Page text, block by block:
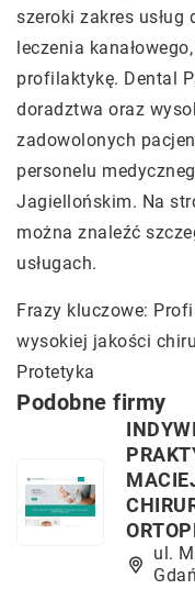
szeroki zakres
leczenia
profilaktykę. Dental
doradztwa oraz
zadowolonych
personelu
Jagiellońskim. Na
można znaleźć
usługach.
Frazy kluczowe:
wysokiej jakości
Protetyka
Podobne firmy
ul.